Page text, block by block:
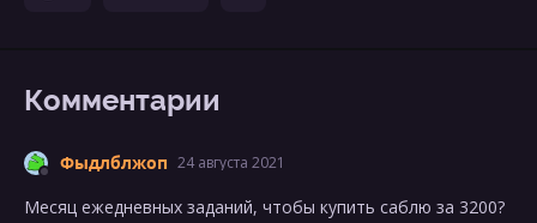
Комментарии
Фыдлблжоп 24 августа 2021
Месяц ежедневных заданий, чтобы купить саблю за 3200?